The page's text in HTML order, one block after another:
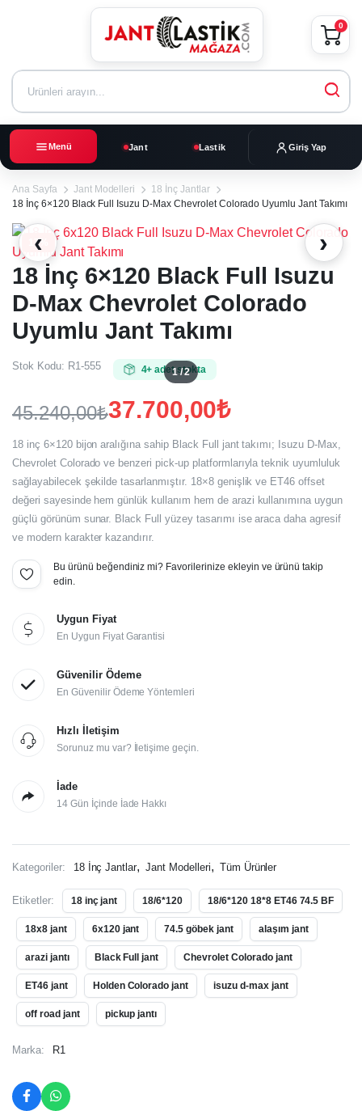
Menü Jant Lastik Giriş Yap
0
Ana Sayfa Jant Modelleri
18 İnç Jantlar
18 İnç 6×120 Black Full Isuzu D-Max Chevrolet Colorado Uyumlu Jant Takımı
17%
‹
1 / 2
›
18 İnç 6×120 Black Full Isuzu
D-Max Chevrolet Colorado
Uyumlu Jant Takımı
Stok Kodu: R1-555 4+ adet stokta
45.240,00₺
Orijinal
fiyat:
45.240,00₺.
37.700,00₺
Şu
andaki
fiyat:
37.700,00₺.
18 inç 6×120 bijon aralığına sahip Black Full jant takımı; Isuzu D-Max,
Chevrolet Colorado ve benzeri pick-up platformlarıyla teknik uyumluluk
sağlayabilecek şekilde tasarlanmıştır. 18×8 genişlik ve ET46 offset
değeri sayesinde hem günlük kullanım hem de arazi kullanımına uygun
güçlü görünüm sunar. Black Full yüzey tasarımı ise araca daha agresif
ve modern karakter kazandırır.
Bu ürünü beğendiniz mi? Favorilerinize ekleyin ve ürünü takip
edin.
Uygun Fiyat
En Uygun Fiyat Garantisi
Güvenilir Ödeme
En Güvenilir Ödeme Yöntemleri
Hızlı İletişim
Sorunuz mu var? İletişime geçin.
İade
14 Gün İçinde İade Hakkı
Kategoriler: 18 İnç Jantlar, Jant Modelleri, Tüm Ürünler
Etiketler: 18 inç jant 18/6*120 18/6*120 18*8 ET46 74.5 BF
18x8 jant 6x120 jant 74.5 göbek jant alaşım jant
arazi jantı Black Full jant Chevrolet Colorado jant
ET46 jant Holden Colorado jant isuzu d-max jant
off road jant pickup jantı
Marka: R1